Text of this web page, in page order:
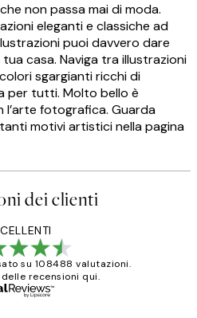
non passa mai di moda.
eleganti e classiche ad
puoi davvero dare
casa. Naviga tra illustrazioni
sgargianti ricchi di
per tutti. Molto bello è
l’arte fotografica. Guarda
motivi artistici nella pagina
dei clienti
su 108488 valutazioni.
recensioni qui.